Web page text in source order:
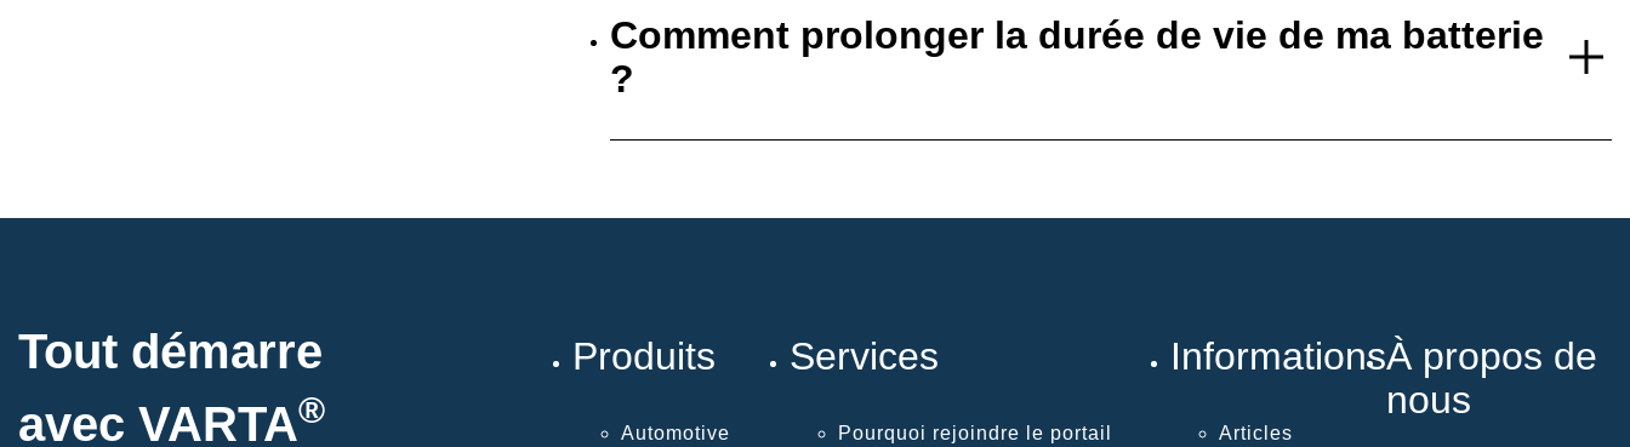
Comment prolonger la durée de vie de ma batterie
?
Tout démarre
avec VARTA®
Produits
Automotive
Services
Pourquoi rejoindre le portail
Informations
Articles
À propos de
nous